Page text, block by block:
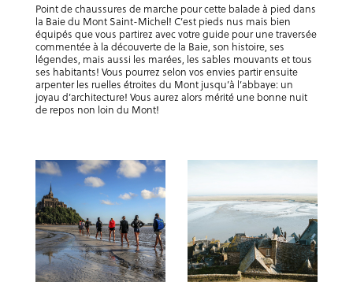
Point de chaussures de marche pour cette balade à pied dans
la Baie du Mont Saint-Michel! C’est pieds nus mais bien
équipés que vous partirez avec votre guide pour une traversée
commentée à la découverte de la Baie, son histoire, ses
légendes, mais aussi les marées, les sables mouvants et tous
ses habitants! Vous pourrez selon vos envies partir ensuite
arpenter les ruelles étroites du Mont jusqu’à l’abbaye: un
joyau d’architecture! Vous aurez alors mérité une bonne nuit
de repos non loin du Mont!